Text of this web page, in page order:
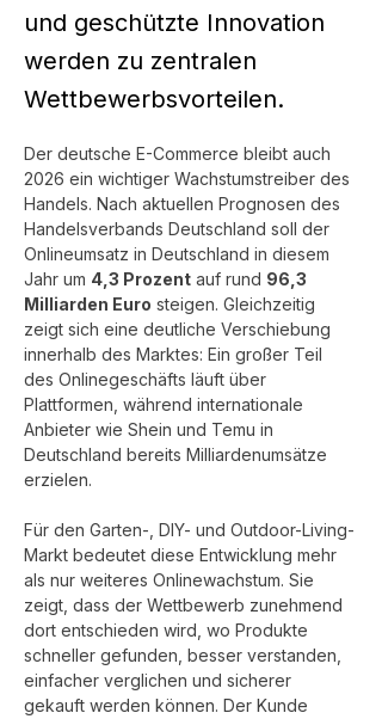
und geschützte Innovation
werden zu zentralen
Wettbewerbsvorteilen.
Der deutsche E-Commerce bleibt auch
2026 ein wichtiger Wachstumstreiber des
Handels. Nach aktuellen Prognosen des
Handelsverbands Deutschland soll der
Onlineumsatz in Deutschland in diesem
Jahr um 4,3 Prozent auf rund 96,3
Milliarden Euro steigen. Gleichzeitig
zeigt sich eine deutliche Verschiebung
innerhalb des Marktes: Ein großer Teil
des Onlinegeschäfts läuft über
Plattformen, während internationale
Anbieter wie Shein und Temu in
Deutschland bereits Milliardenumsätze
erzielen.
Für den Garten-, DIY- und Outdoor-Living-
Markt bedeutet diese Entwicklung mehr
als nur weiteres Onlinewachstum. Sie
zeigt, dass der Wettbewerb zunehmend
dort entschieden wird, wo Produkte
schneller gefunden, besser verstanden,
einfacher verglichen und sicherer
gekauft werden können. Der Kunde